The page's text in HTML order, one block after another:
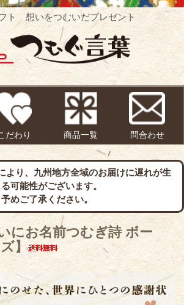
ト 想いをつむいだプレゼント
だわり 商品一覧 問合わせ
より、九州地方全域のお届けに遅れが生
る可能性がございます。
予めご了承ください。
にお名前つむぎ詩 ボー
】